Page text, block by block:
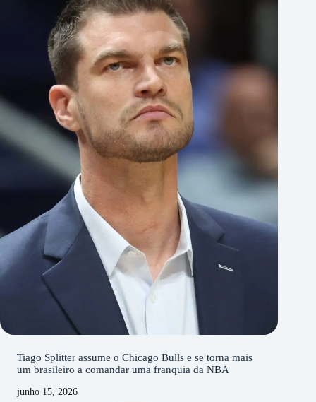
Tiago Splitter assume o Chicago Bulls e se torna mais
um brasileiro a comandar uma franquia da NBA
junho 15, 2026